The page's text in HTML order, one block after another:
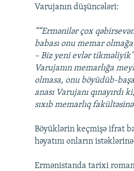
Varujanın düşüncələri:
““Ermənilər çox
babası onu memar
– Biz yeni evlər
Varujanın memarlığa
olmasa, onu böyüdüb-
anası Varujanı qınayırdı
sıxıb memarlıq
Böyüklərin keçmişə ifrat
həyatını onların
Ermənistanda tarixi